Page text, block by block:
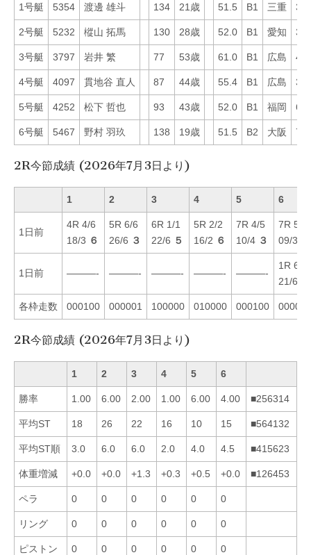
1号艇 5354 渡邊 雄斗 134 21歳 51.5 B1 三重 38
2号艇 5232 樅山 拓馬 130 28歳 52.0 B1 愛知 35
3号艇 3797 岩井 繁 77 53歳 61.0 B1 広島 46
4号艇 4097 貫地谷 直人 87 44歳 55.4 B1 広島 33
5号艇 4252 松下 哲也 93 43歳 52.0 B1 福岡 61
6号艇 5467 野村 羽玖 138 19歳 51.5 B2 大阪 70
2R今節成績 (2026年7月3日より)
1 2 3 4 5 6
1日前
4R 4/6
18/3 ６
5R 6/6
26/6 ３
6R 1/1
22/6 ５
5R 2/2
16/2 ６
7R 4/5
10/4 ３
7R 5/6
09/3
1日前 ———- ———- ———- ———- ———-
1R 6/6
21/6
各枠走数 000100 000001 100000 010000 000100 000011
2R今節成績 (2026年7月3日より)
1 2 3 4 5 6
勝率 1.00 6.00 2.00 1.00 6.00 4.00 ■256314
平均ST 18 26 22 16 10 15 ■564132
平均ST順 3.0 6.0 6.0 2.0 4.0 4.5 ■415623
体重増減 +0.0 +0.0 +1.3 +0.3 +0.5 +0.0 ■126453
ペラ 0 0 0 0 0 0
リング 0 0 0 0 0 0
ピストン 0 0 0 0 0 0